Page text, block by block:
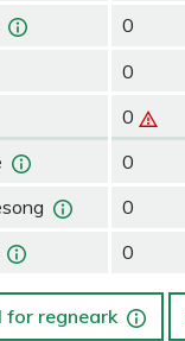
0
0
0
0
0
0
for regneark